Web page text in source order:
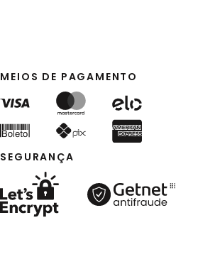
MEIOS DE PAGAMENTO
SEGURANÇA